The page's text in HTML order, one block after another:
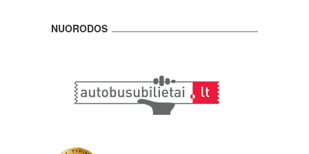
NUORODOS